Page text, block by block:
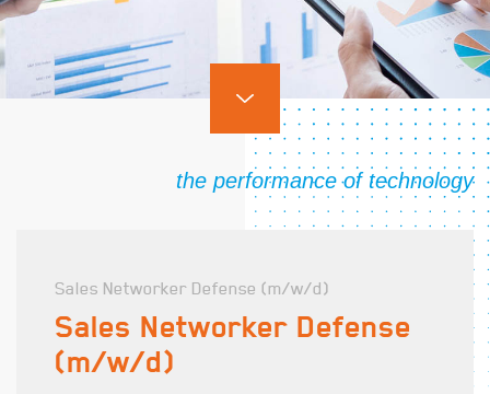
Sales Networker Defense (m/w/d)
Sales Networker Defense
(m/w/d)